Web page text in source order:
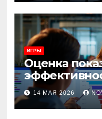
ИГРЫ
Оценка
при
касания
14 МАЯ 2026